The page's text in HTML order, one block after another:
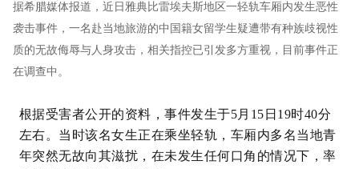
据希腊媒体报道，近日雅典比雷埃夫斯地区一轻轨车厢内发生恶性
袭击事件，一名赴当地旅游的中国籍女留学生疑遭带有种族歧视性
质的无故侮辱与人身攻击，相关指控已引发多方重视，目前事件正
在调查中。
根据受害者公开的资料，事件发生于5月15日19时40分
左右。当时该名女生正在乘坐轻轨，车厢内多名当地青
年突然无故向其滋扰，在未发生任何口角的情况下，率